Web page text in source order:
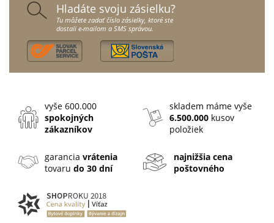
Hladáte svoju zásielku?
Tu môžete zadať číslo zásielky, ktoré ste
dostali e-mailom a SMS správou.
vyše 600.000
spokojných
zákazníkov
skladem máme vyše
6.500.000 kusov
položiek
garanciavrátenia
tovarudo 30 dní
najnižšia cena
poštovného